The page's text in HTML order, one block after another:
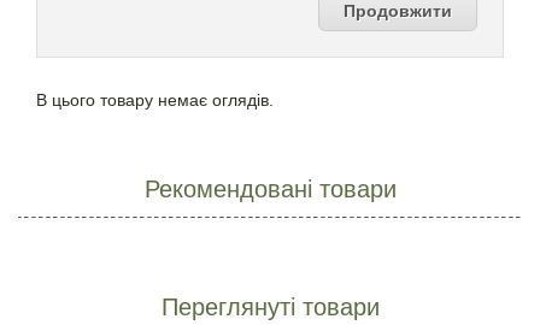
Продовжити
В цього товару немає оглядів.
Рекомендовані товари
Переглянуті товари